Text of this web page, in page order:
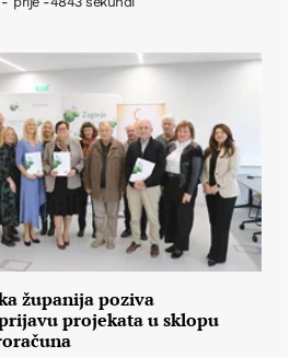
županija poziva
projekata u sklopu